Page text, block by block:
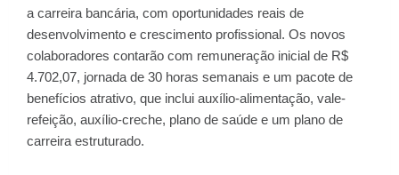
a carreira bancária, com oportunidades reais de
desenvolvimento e crescimento profissional. Os novos
colaboradores contarão com remuneração inicial de R$
4.702,07, jornada de 30 horas semanais e um pacote de
benefícios atrativo, que inclui auxílio-alimentação, vale-
refeição, auxílio-creche, plano de saúde e um plano de
carreira estruturado.